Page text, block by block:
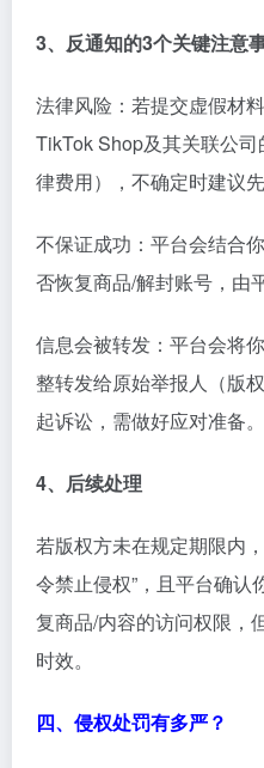
3、反通知的3个关键注意
法律风险：若提交虚假材
TikTok Shop及其关联公
律费用），不确定时建议
不保证成功：平台会结合
否恢复商品/解封账号，由
信息会被转发：平台会将
整转发给原始举报人（版
起诉讼，需做好应对准备。
4、后续处理
若版权方未在规定期限内
令禁止侵权”，且平台确认
复商品/内容的访问权限，
时效。
四、侵权处罚有多严？